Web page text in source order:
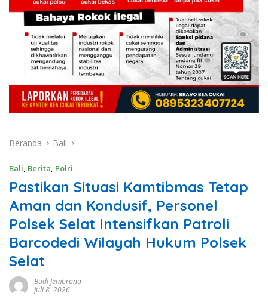
Beranda Bali
Bali, Berita, Polri
Pastikan Situasi Kamtibmas Tetap
Aman dan Kondusif, Personel
Polsek Selat Intensifkan Patroli
Barcodedi Wilayah Hukum Polsek
Selat
Budi Jembrana
Juli 8, 2026